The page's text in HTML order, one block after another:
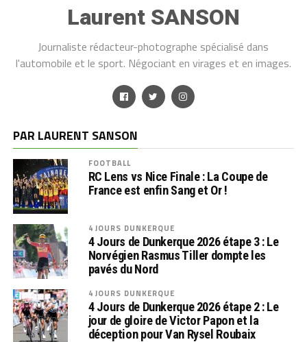
Laurent SANSON
Journaliste rédacteur-photographe spécialisé dans
l'automobile et le sport. Négociant en virages et en images.
PAR LAURENT SANSON
FOOTBALL
RC Lens vs Nice Finale : La Coupe de
France est enfin Sang et Or !
4 JOURS DUNKERQUE
4 Jours de Dunkerque 2026 étape 3 : Le
Norvégien Rasmus Tiller dompte les
pavés du Nord
4 JOURS DUNKERQUE
4 Jours de Dunkerque 2026 étape 2 : Le
jour de gloire de Victor Papon et la
déception pour Van Rysel Roubaix